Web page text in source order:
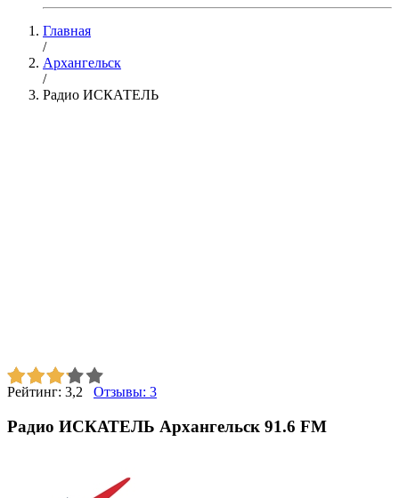
Главная
/
Архангельск
/
Радио ИСКАТЕЛЬ
Рейтинг: 3,2 Отзывы: 3
Радио ИСКАТЕЛЬ Архангельск 91.6 FM